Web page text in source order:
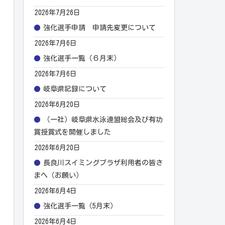
2026年7月26日
強化選手申請 申請先変更について
2026年7月6日
強化選手一覧（６月末）
2026年7月6日
岐阜県記録について
2026年6月20日
（一社）岐阜県水泳連盟総会及び有功
賞授賞式を開催しました
2026年6月20日
長良川スイミングプラザ利用者の皆さ
まへ（お願い）
2026年6月4日
強化選手一覧（5月末）
2026年6月4日